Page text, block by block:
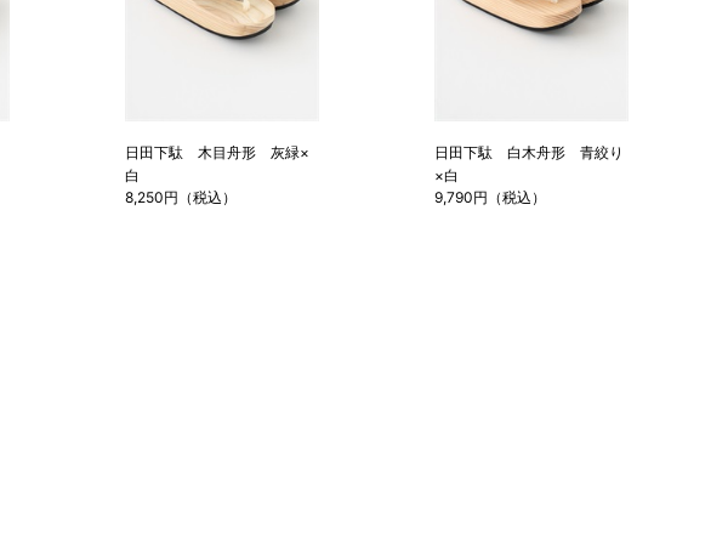
日田下駄 木目舟形 灰緑×
白
8,250円（税込）
日田下駄 白木舟形 青絞り
×白
9,790円（税込）